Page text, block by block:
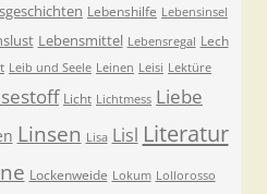
Lebenshilfe Lebensinsel
Lebensmittel Lebensregal Lech
Leib und Seele Leinen Leisi Lektüre
Licht Lichtmess Liebe
Linsen Lisa Lisl Literatur
Lockenweide Lokum Lollorosso